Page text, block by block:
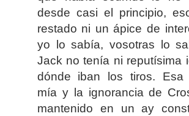
desde casi el principio,
restado ni un ápice de
yo lo sabía, vosotras lo
Jack no tenía ni reputísima
dónde iban los tiros. Esa
mía y la ignorancia de
mantenido en un ay